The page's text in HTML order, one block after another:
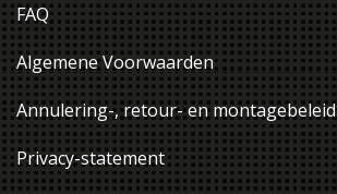
FAQ
Algemene Voorwaarden
Annulering-, retour- en montagebeleid
Privacy-statement